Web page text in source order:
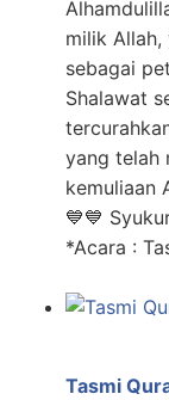
milik Allah,
sebagai
Shalawat
yang telah
kemuliaan
💙💙
*Acara :
Tasmi